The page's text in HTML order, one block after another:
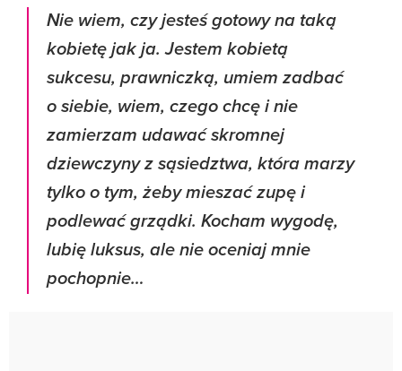
Nie wiem, czy jesteś gotowy na taką
kobietę jak ja. Jestem kobietą
sukcesu, prawniczką, umiem zadbać
o siebie, wiem, czego chcę i nie
zamierzam udawać skromnej
dziewczyny z sąsiedztwa, która marzy
tylko o tym, żeby mieszać zupę i
podlewać grządki. Kocham wygodę,
lubię luksus, ale nie oceniaj mnie
pochopnie…